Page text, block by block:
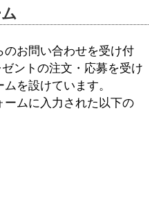
のお問い合わせを受け付
ントの注文・応募を受け
を設けています。
ムに入力された以下の